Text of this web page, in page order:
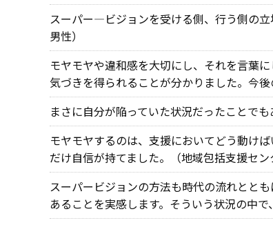
スーパー―ビジョンを受ける側、行う側の
男性）
モヤモヤや違和感を大切にし、それを言葉
気づきを得られることが分かりました。今
まさに自分が陥っていた状況だったことで
モヤモヤするのは、支援においてどう動け
だけ自信が持てました。（地域包括支援セン
スーパービジョンの方法も時代の流れとと
あることを実感します。そういう状況の中